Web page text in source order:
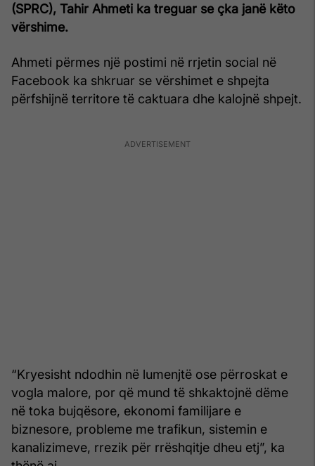
(SPRC), Tahir Ahmeti ka treguar se çka janë këto
vërshime.
Ahmeti përmes një postimi në rrjetin social në
Facebook ka shkruar se vërshimet e shpejta
përfshijnë territore të caktuara dhe kalojnë shpejt.
“Kryesisht ndodhin në lumenjtë ose përroskat e
vogla malore, por që mund të shkaktojnë dëme
në toka bujqësore, ekonomi familijare e
biznesore, probleme me trafikun, sistemin e
kanalizimeve, rrezik për rrëshqitje dheu etj”, ka